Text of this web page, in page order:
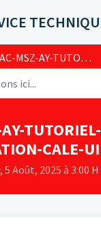
MSZ-AY-TUTORIEL-INSTALLATION-CALE-UI
TUTORIEL-
CALE-UI
Août, 2025 à 3:00 H